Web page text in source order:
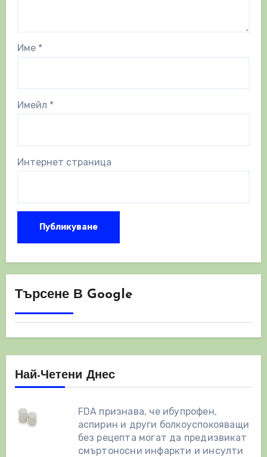
Име *
Имейл *
Интернет страница
Търсене В Google
Най-Четени Днес
FDA признава, че ибупрофен,
аспирин и други болкоуспокояващи
без рецепта могат да предизвикат
смъртоносни инфаркти и инсулти